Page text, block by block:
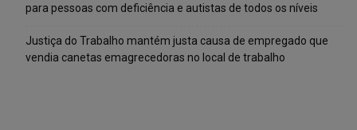
para pessoas com deficiência e autistas de todos os níveis
Justiça do Trabalho mantém justa causa de empregado que
vendia canetas emagrecedoras no local de trabalho